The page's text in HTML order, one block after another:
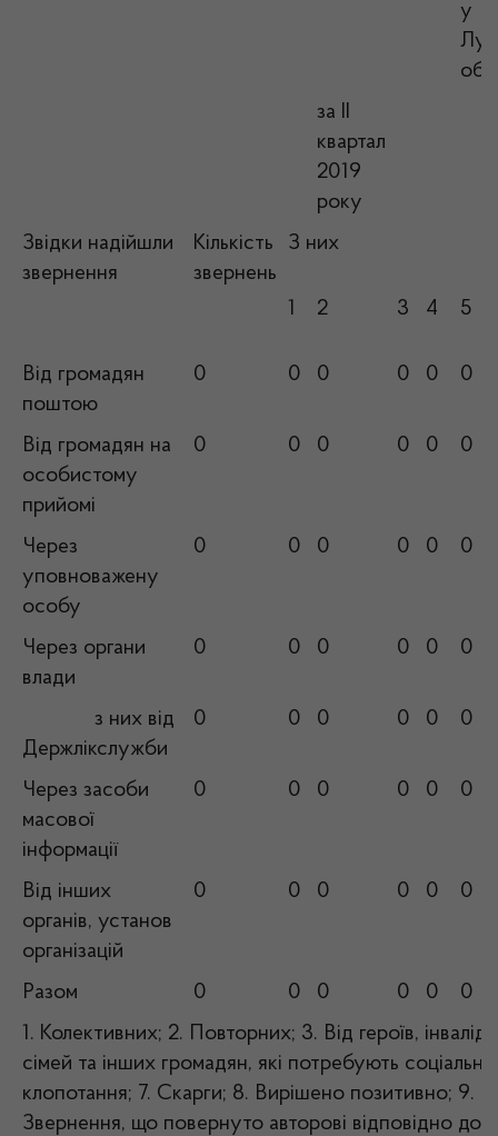
у
за ІI
квартал
2019
року
Звідки надійшли
звернення
Кількість
звернень
З них
1 2 3 4 5
Від громадян
поштою
0 0 0 0 0 0
Від громадян на
особистому
прийомі
0 0 0 0 0 0
Через
уповноважену
особу
0 0 0 0 0 0
Через органи
влади
0 0 0 0 0 0
з них від
Держлікслужби
0 0 0 0 0 0
Через засоби
масової
інформації
0 0 0 0 0 0
Від інших
органів, установ
організацій
0 0 0 0 0 0
Разом 0 0 0 0 0
0
1. Колективних; 2. Повторних; 3. Від героїв,
сімей та інших громадян, які потребують
клопотання; 7. Скарги; 8. Вирішено позитивно; 9.
Звернення, що повернуто авторові відповідно до